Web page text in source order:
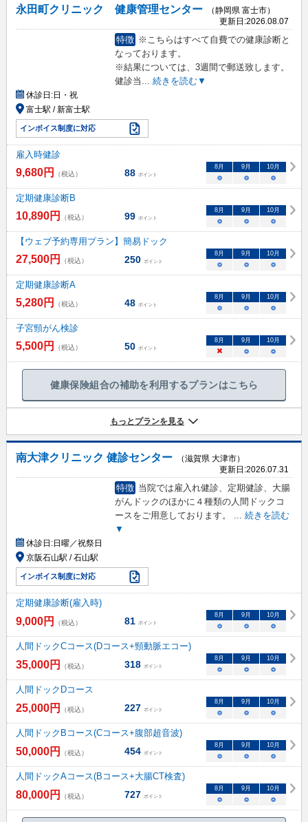
永田町クリニック 健康管理センター
（静岡県 富士市）
更新日:2026.08.07
特徴 ※こちらはすべて自費での健康診断と
なっております。
※結果については、3週間で郵送致します。
健診当
続きを読む▼
休診日:日・祝
富士駅 / 新富士駅
インボイス制度に対応
雇入時健診
9,680円 （税込） 88 ポイント
8 月 9 月 10月
○ ○ ○
定期健康診断B
10,890円 （税込） 99 ポイント
8 月 9 月 10月
○ ○ ○
【ウェブ予約専用プラン】簡易ドック
27,500円 （税込） 250 ポイント
8 月 9 月 10月
○ ○ ○
定期健康診断A
5,280円 （税込） 48 ポイント
8 月 9 月 10月
○ ○ ○
子宮頸がん検診
5,500円 （税込） 50 ポイント
8 月 9 月 10月
× ○ ○
健康保険組合の補助を利用するプランはこちら
もっとプランを見る
南大津クリニック 健診センター
（滋賀県 大津市）
更新日:2026.07.31
特徴 当院では雇入れ健診、定期健診、大腸
がんドックのほかに４種類の人間ドックコ
ースをご用意しております。 ... 続きを読む
▼
休診日:日曜／祝祭日
京阪石山駅 / 石山駅
インボイス制度に対応
定期健康診断(雇入時)
9,000円 （税込） 81 ポイント
8月 9月 10月
○ ○ ○
人間ドックCコース(Dコース+頸動脈エコー)
35,000円 （税込） 318 ポイント
8月 9月 10月
○ ○ ○
人間ドックDコース
25,000円 （税込） 227 ポイント
8月 9月 10月
○ ○ ○
人間ドックBコース(Cコース+腹部超音波)
50,000円 （税込） 454 ポイント
8月 9月 10月
○ ○ ○
人間ドックAコース(Bコース+大腸CT検査)
80,000円 （税込） 727 ポイント
8月 9月 10月
○ ○ ○